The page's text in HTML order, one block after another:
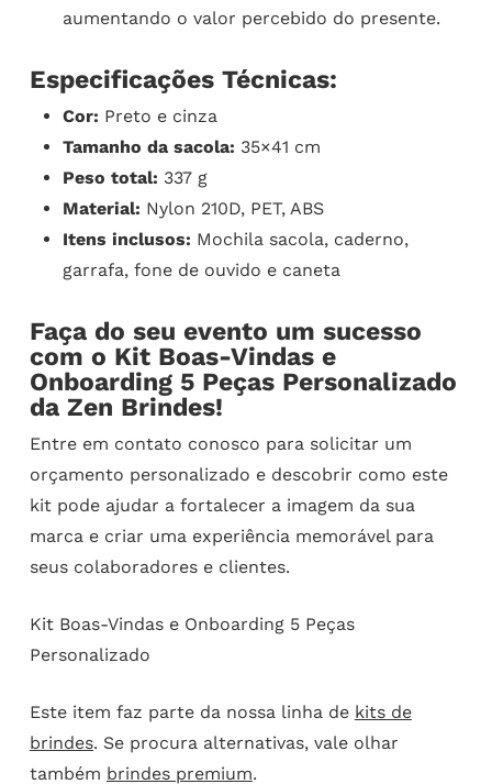
aumentando o valor percebido do presente.
Especificações Técnicas:
Cor: Preto e cinza
Tamanho da sacola: 35×41 cm
Peso total: 337 g
Material: Nylon 210D, PET, ABS
Itens inclusos: Mochila sacola, caderno,
garrafa, fone de ouvido e caneta
Faça do seu evento um sucesso
com o Kit Boas-Vindas e
Onboarding 5 Peças Personalizado
da Zen Brindes!
Entre em contato conosco para solicitar um
orçamento personalizado e descobrir como este
kit pode ajudar a fortalecer a imagem da sua
marca e criar uma experiência memorável para
seus colaboradores e clientes.
Kit Boas-Vindas e Onboarding 5 Peças
Personalizado
Este item faz parte da nossa linha de kits de
brindes. Se procura alternativas, vale olhar
também brindes premium.